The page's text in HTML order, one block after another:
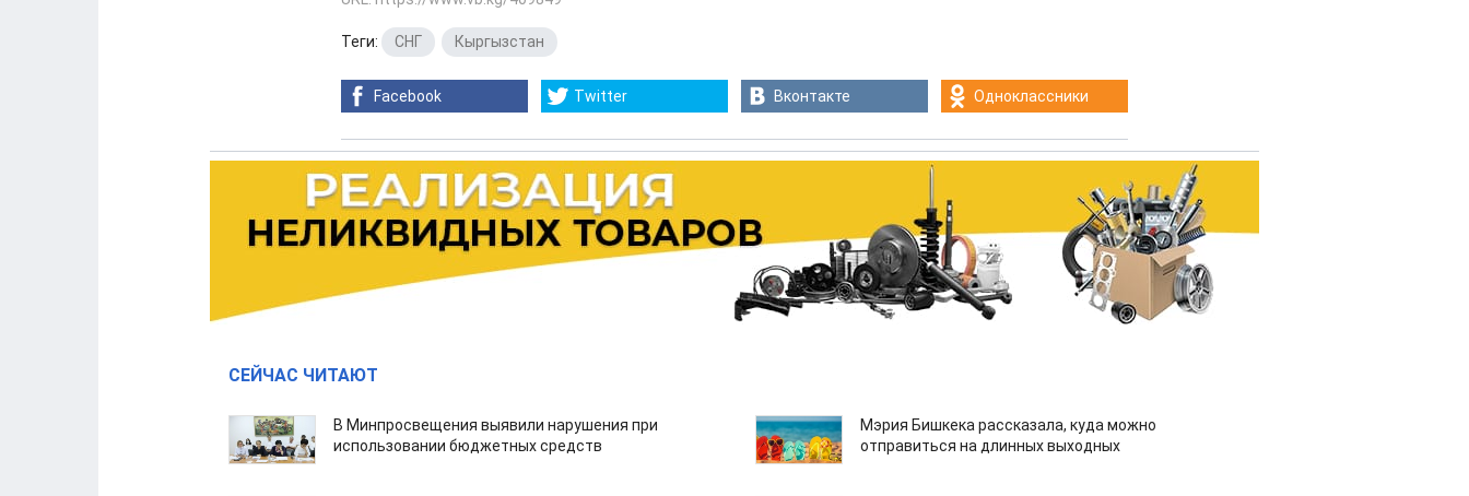
Теги: СНГ Кыргызстан
Facebook Twitter Вконтакте Одноклассники
СЕЙЧАС ЧИТАЮТ
В Минпросвещения выявили нарушения при
использовании бюджетных средств
Мэрия Бишкека рассказала, куда можно
отправиться на длинных выходных